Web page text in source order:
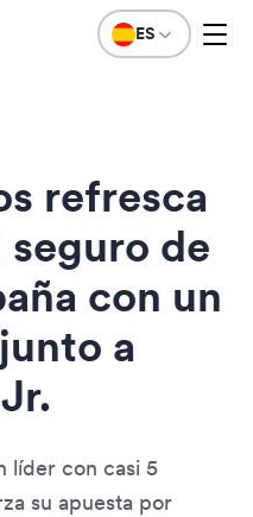
ES
refresca
de
con un
a
líder con casi 5
su apuesta por